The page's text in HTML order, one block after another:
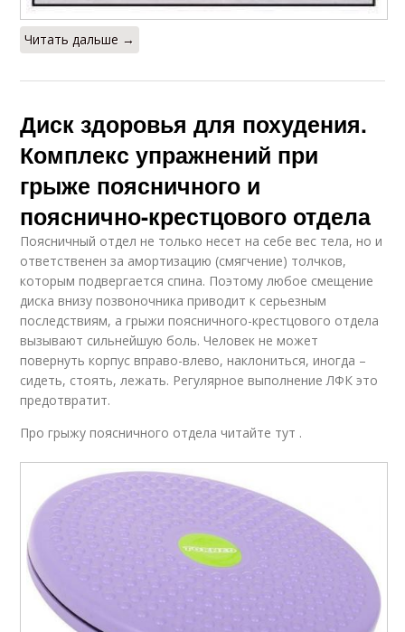
Читать дальше →
Диск здоровья для похудения.
Комплекс упражнений при
грыже поясничного и
пояснично-крестцового отдела
Поясничный отдел не только несет на себе вес тела, но и
ответственен за амортизацию (смягчение) толчков,
которым подвергается спина. Поэтому любое смещение
диска внизу позвоночника приводит к серьезным
последствиям, а грыжи поясничного-крестцового отдела
вызывают сильнейшую боль. Человек не может
повернуть корпус вправо-влево, наклониться, иногда –
сидеть, стоять, лежать. Регулярное выполнение ЛФК это
предотвратит.
Про грыжу поясничного отдела читайте тут .